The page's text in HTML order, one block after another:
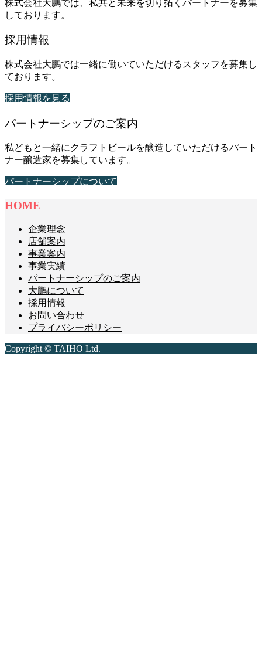
株式会社大鵬では、私共と未来を切り拓くパートナーを募集
しております。
採用情報
株式会社大鵬では一緒に働いていただけるスタッフを募集し
ております。
採用情報を見る
パートナーシップのご案内
私どもと一緒にクラフトビールを醸造していただけるパート
ナー醸造家を募集しています。
パートナーシップについて
HOME
企業理念
店舗案内
事業案内
事業実績
パートナーシップのご案内
大鵬について
採用情報
お問い合わせ
プライバシーポリシー
Copyright © TAIHO Ltd.